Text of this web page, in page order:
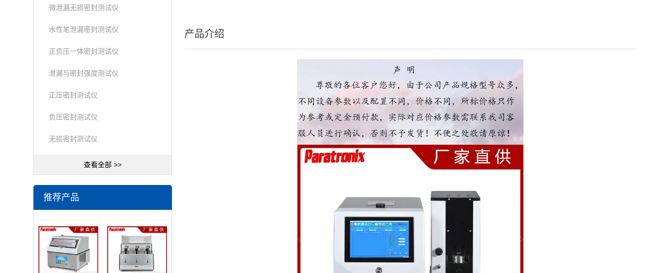
微泄漏无损密封测试仪
水性笔泄漏密封测试仪
正负压一体密封测试仪
泄漏与密封强度测试仪
正压密封测试仪
负压密封测试仪
无损密封测试仪
查看全部 >>
推荐产品
产品介绍